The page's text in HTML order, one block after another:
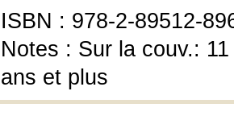
ISBN : 978-2-89512-
Notes : Sur la couv.:
ans et plus